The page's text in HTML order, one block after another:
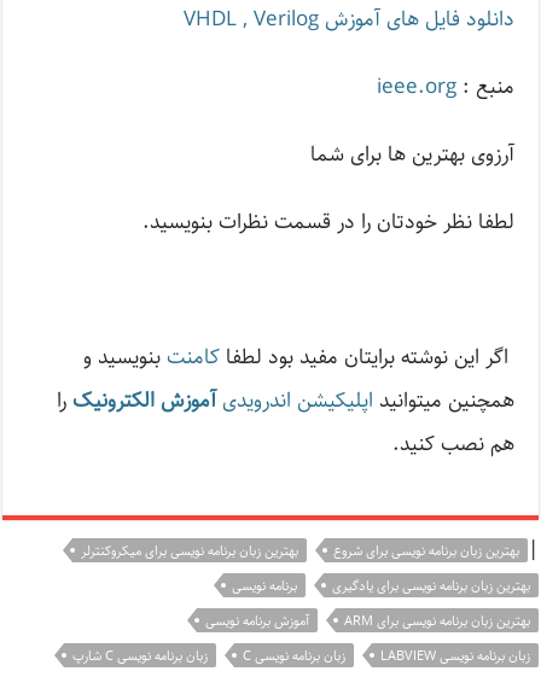
دانلود فایل های آموزش VHDL , Verilog
منبع :ieee.org
آرزوی بهترین ها برای شما
لطفا نظر خودتان را در قسمت نظرات بنویسید.
اگر این نوشته‌ برایتان مفید بود لطفاکامنت بنویسید و
همچنین میتوانید اپلیکیشن اندرویدیآموزش الکترونیک را
هم نصب کنید.
| بهترین زبان برنامه نویسی برای شروع
بهترین زبان برنامه نویسی برای میکروکنترلر
بهترین زبان برنامه نویسی برای یادگیری
برنامه نویسی
بهترین زبان برنامه نویسی برای ARM
آموزش برنامه نویسی
زبان برنامه نویسی LABVIEW
زبان برنامه نویسی C
زبان برنامه نویسی C شارپ